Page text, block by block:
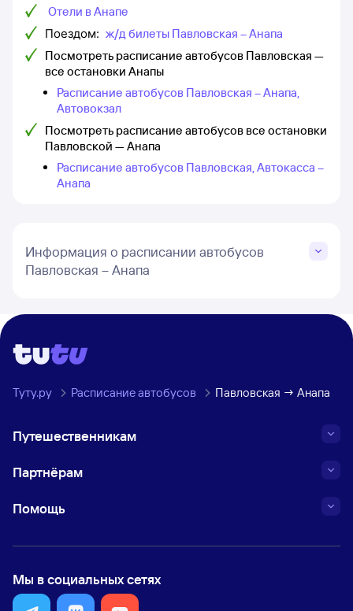
Отели в Анапе
Поездом: ж/д билеты Павловская – Анапа
Посмотреть расписание автобусов Павловская —
все остановки Анапы
Расписание автобусов Павловская – Анапа,
Автовокзал
Посмотреть расписание автобусов все остановки
Павловской — Анапа
Расписание автобусов Павловская, Автокасса –
Анапа
Информация о расписании автобусов
Павловская – Анапа
Туту.ру Расписание автобусов Павловская → Анапа
Путешественникам
Партнёрам
Помощь
Мы в социальных сетях